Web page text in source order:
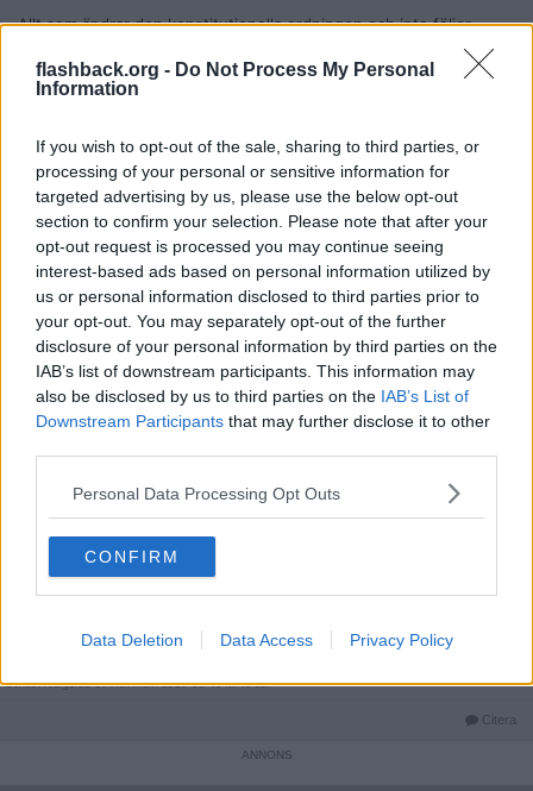
flashback.org - Do Not Process My Personal
Information
If you wish to opt-out of the sale, sharing to third parties, or
processing of your personal or sensitive information for
targeted advertising by us, please use the below opt-out
section to confirm your selection. Please note that after your
opt-out request is processed you may continue seeing
interest-based ads based on personal information utilized by
us or personal information disclosed to third parties prior to
your opt-out. You may separately opt-out of the further
disclosure of your personal information by third parties on the
IAB’s list of downstream participants. This information may
also be disclosed by us to third parties on the IAB’s List of
Downstream Participants that may further disclose it to other
Personal Data Processing Opt Outs
CONFIRM
Data Deletion Data Access Privacy Policy
Allt som ändrar den konstitutionella ordningen och inte följer
här måste ju vara att undvika att förlora makten. Om du tycker det
känns mer korrekt kan du ju alltid kalla det för en förebyggande
Citera
2025-03-19, 10:53
Hominem
Medlem
Reg: Maj 2013
Citat:
Ursprungligen postat av
davidladde
Hur kan det vara en statskupp när Erdogan och hans parti
styr i landet?
Citat:
Allt som ändrar den konstitutionella ordningen och inte följer
Erdogan här måste ju vara att undvika att förlora makten. Om
du tycker det känns mer korrekt kan du ju alltid kalla det för
en förebyggande statskupp.
Enself-coup(eller autocoup) är en statskupp av någon som
svenska. På norska kallas det selvkupp eller autokupp.)
Senast redigerad av Hominem 2025-03-19 kl. 10:55.
Citera